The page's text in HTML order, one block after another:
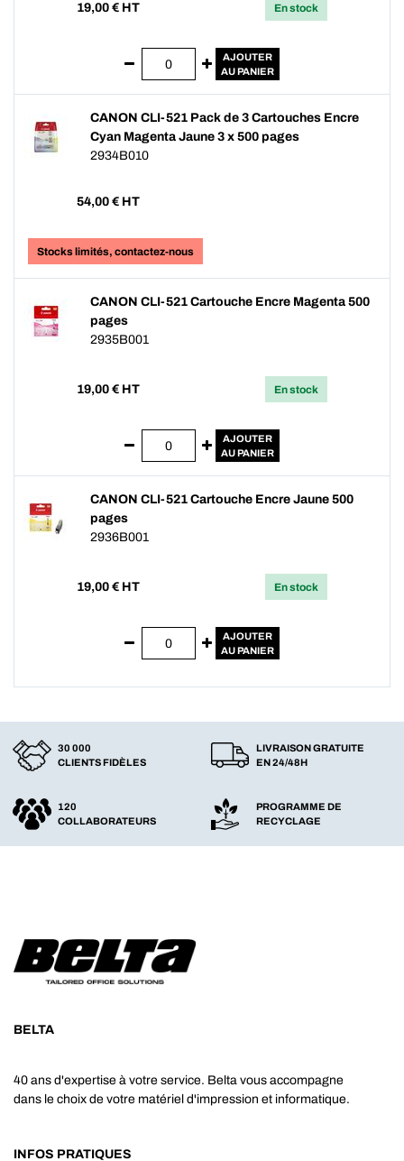
19,00 € HT En stock
AJOUTER
AU PANIER
CANON CLI-521 Pack de 3 Cartouches Encre
Cyan Magenta Jaune 3 x 500 pages
2934B010
54,00 € HT
Stocks limités, contactez-nous
CANON CLI-521 Cartouche Encre Magenta 500
pages
2935B001
19,00 € HT En stock
AJOUTER
AU PANIER
CANON CLI-521 Cartouche Encre Jaune 500
pages
2936B001
19,00 € HT En stock
AJOUTER
AU PANIER
30 000
CLIENTS FIDÈLES
LIVRAISON GRATUITE
EN 24/48H
120
COLLABORATEURS
PROGRAMME DE
RECYCLAGE
BELTA
40 ans d'expertise à votre service. Belta vous accompagne
dans le choix de votre matériel d'impression et informatique.
INFOS PRATIQUES